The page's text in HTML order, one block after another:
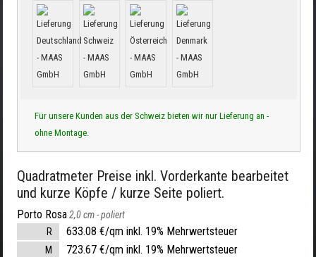
Für unsere Kunden aus der Schweiz bieten wir nur Lieferung an -
ohne Montage.
Quadratmeter Preise inkl. Vorderkante bearbeitet
und kurze Köpfe / kurze Seite poliert.
Porto Rosa2,0 cm -poliert
R
633.08 €/qm inkl. 19% Mehrwertsteuer
M 723.67 €/qm inkl. 19% Mehrwertsteuer